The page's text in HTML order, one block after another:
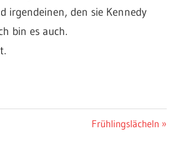
irgendeinen, den sie Kennedy
bin es auch.
Nächster
Frühlingslächeln